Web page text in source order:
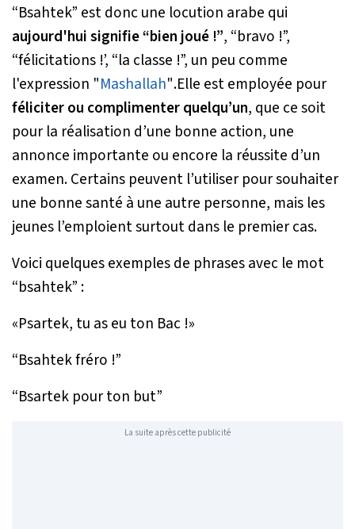
“Bsahtek” est donc une locution arabe qui
aujourd'hui signifie“bien joué !”, “bravo !”,
“félicitations !’, “la classe !”, un peu comme
l'expression "Mashallah".Elle est employée pour
féliciter ou complimenter quelqu’un, que ce soit
pour la réalisation d’une bonne action, une
annonce importante ou encore la réussite d’un
examen. Certains peuvent l’utiliser pour souhaiter
une bonne santé à une autre personne, mais les
jeunes l’emploient surtout dans le premier cas.
Voici quelques exemples de phrases avec le mot
“bsahtek” :
«Psartek, tu as eu ton Bac !»
“Bsahtek fréro !”
“Bsartek pour ton but”
La suite après cette publicité